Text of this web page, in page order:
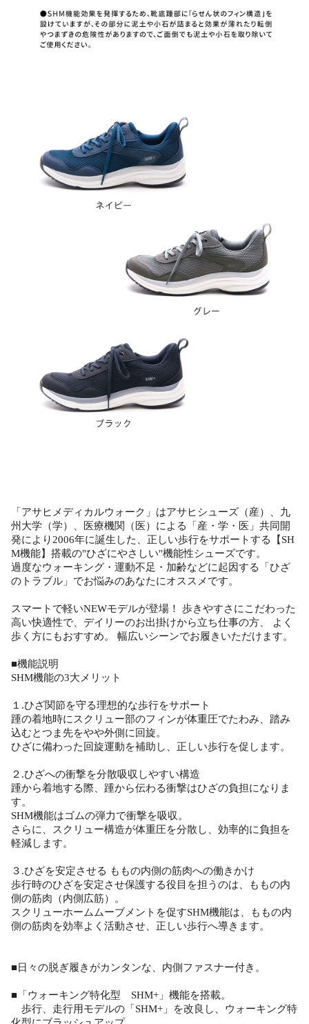
「アサヒメディカルウォーク」はアサヒシューズ（産）、九
州大学（学）、医療機関（医）による「産・学・医」共同開
発により2006年に誕生した、正しい歩行をサポートする【SH
M機能】搭載の"ひざにやさしい"機能性シューズです。
過度なウォーキング・運動不足・加齢などに起因する「ひざ
のトラブル」でお悩みのあなたにオススメです。
スマートで軽いNEWモデルが登場！ 歩きやすさにこだわった
高い快適性で、デイリーのお出掛けから立ち仕事の方、 よく
歩く方にもおすすめ。 幅広いシーンでお履きいただけます。
■機能説明
SHM機能の3大メリット
１.ひざ関節を守る理想的な歩行をサポート
踵の着地時にスクリュー部のフィンが体重圧でたわみ、踏み
込むとつま先をやや外側に回旋。
ひざに備わった回旋運動を補助し、正しい歩行を促します。
２.ひざへの衝撃を分散吸収しやすい構造
踵から着地する際、踵から伝わる衝撃はひざの負担になりま
す。
SHM機能はゴムの弾力で衝撃を吸収。
さらに、スクリュー構造が体重圧を分散し、効率的に負担を
軽減します。
３.ひざを安定させる ももの内側の筋肉への働きかけ
歩行時のひざを安定させ保護する役目を担うのは、ももの内
側の筋肉（内側広筋）。
スクリューホームムーブメントを促すSHM機能は、ももの内
側の筋肉を効率よく活動させ、正しい歩行へ導きます。
■日々の脱ぎ履きがカンタンな、内側ファスナー付き。
■「ウォーキング特化型 SHM+」機能を搭載。
歩行、走行用モデルの「SHM+」を改良し、ウォーキング特